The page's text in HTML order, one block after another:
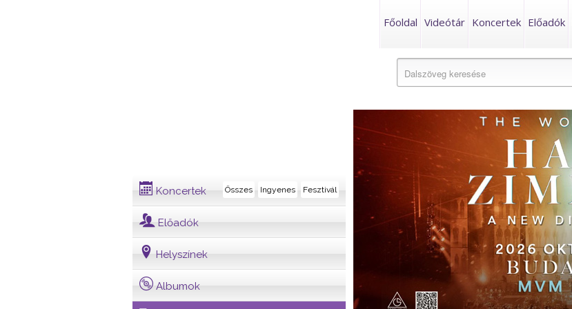
Főoldal Videótár Koncertek Előadók
Koncertek Fesztivál
Ingyenes
Összes
Előadók
Helyszínek
Albumok